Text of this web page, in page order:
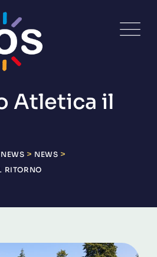
Atletica il
NEWS > NEWS >
RITORNO